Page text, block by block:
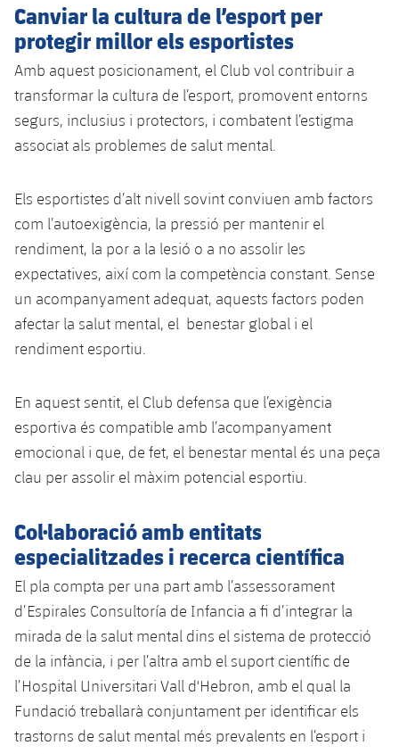
Canviar la cultura de l’esport per
protegir millor els esportistes
Amb aquest posicionament, el Club vol contribuir a
transformar la cultura de l’esport, promovent entorns
segurs, inclusius i protectors, i combatent l’estigma
associat als problemes de salut mental.
Els esportistes d’alt nivell sovint conviuen amb factors
com l’autoexigència, la pressió per mantenir el
rendiment, la por a la lesió o a no assolir les
expectatives, així com la competència constant. Sense
un acompanyament adequat, aquests factors poden
afectar la salut mental, el benestar global i el
rendiment esportiu.
En aquest sentit, el Club defensa que l’exigència
esportiva és compatible amb l’acompanyament
emocional i que, de fet, el benestar mental és una peça
clau per assolir el màxim potencial esportiu.
Col·laboració amb entitats
especialitzades i recerca científica
El pla compta per una part amb l’assessorament
d’Espirales Consultoría de Infancia a fi d’integrar la
mirada de la salut mental dins el sistema de protecció
de la infància, i per l’altra amb el suport científic de
l’Hospital Universitari Vall d'Hebron, amb el qual la
Fundació treballarà conjuntament per identificar els
trastorns de salut mental més prevalents en l’esport i